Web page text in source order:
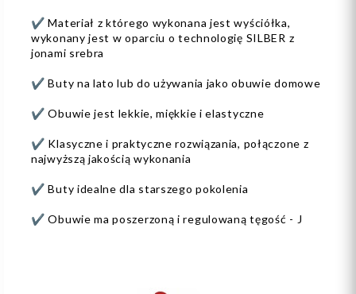
✔️ Materiał z którego wykonana jest wyściółka,
wykonany jest w oparciu o technologię SILBER z
jonami srebra
✔️ Buty na lato lub do używania jako obuwie domowe
✔️ Obuwie jest lekkie, miękkie i elastyczne
✔️ Klasyczne i praktyczne rozwiązania, połączone z
najwyższą jakością wykonania
✔️ Buty idealne dla starszego pokolenia
✔️ Obuwie ma poszerzoną i regulowaną tęgość - J